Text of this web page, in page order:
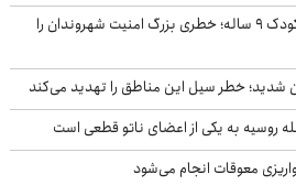
حمله سگ‌های ولگرد به یک کودک ۹ ساله؛ خطری بزرگ امنیت شهروندان را
شدید؛ خطر سیل این مناطق را تهدید می‌کند
روسیه به یکی از اعضای ناتو قطعی است
معوقات انجام می‌شود